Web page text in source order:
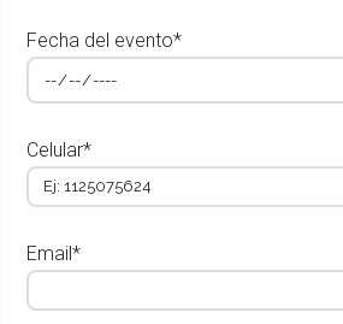
Fecha del evento*
Celular*
Email*